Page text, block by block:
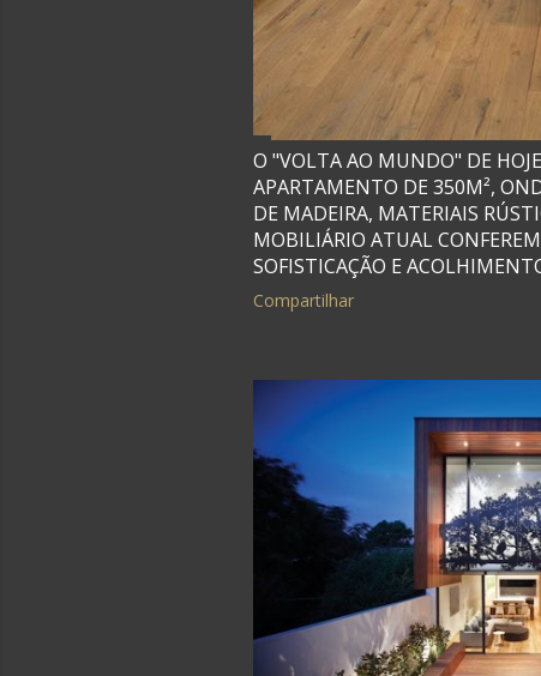
O "VOLTA AO MUNDO" DE
APARTAMENTO DE 350M²,
DE MADEIRA, MATERIAIS
MOBILIÁRIO ATUAL
SOFISTICAÇÃO E
Compartilhar